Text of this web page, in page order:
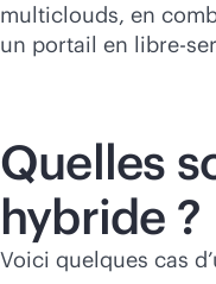
multiclouds, en
un portail en libre-
Quelles
hybride ?
Voici quelques cas